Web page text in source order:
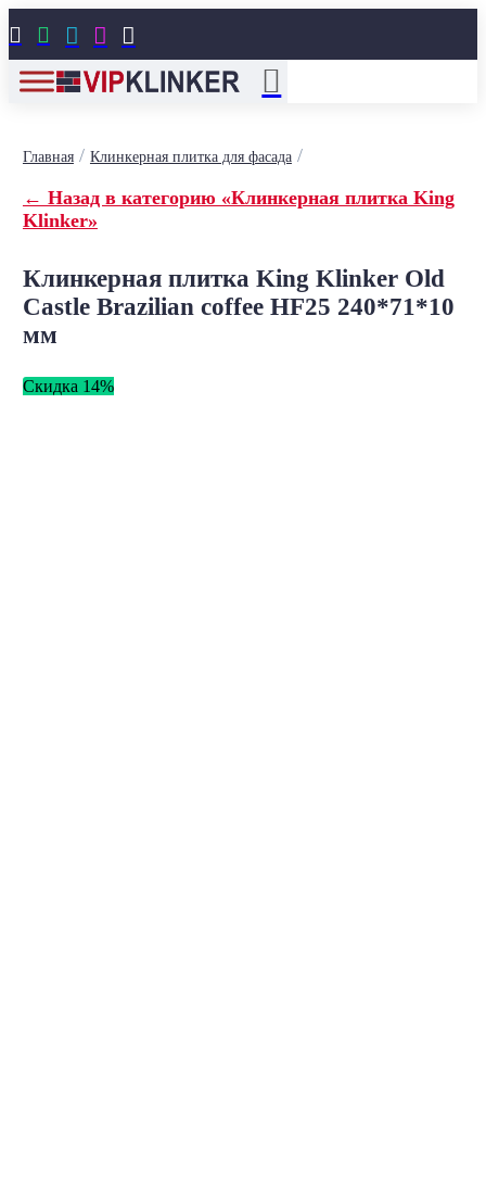
    
Главная/ Клинкерная плитка для фасада/
← Назад в категорию «Клинкерная плитка King
Klinker»
Клинкерная плитка King Klinker Old
Castle Brazilian coffee HF25 240*71*10
мм
Скидка 14%